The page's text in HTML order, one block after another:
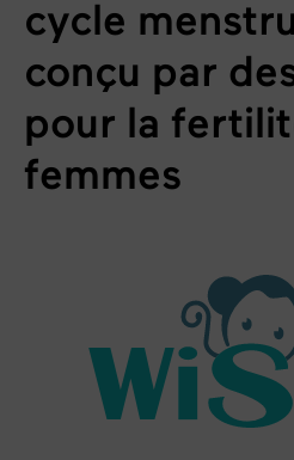
cycle
conçu par
pour la
femmes